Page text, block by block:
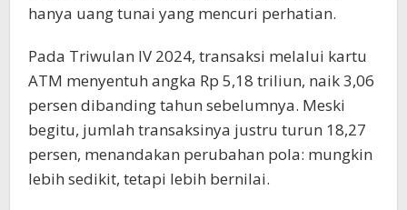
hanya uang tunai yang mencuri perhatian.
Pada Triwulan IV 2024, transaksi melalui kartu
ATM menyentuh angka Rp 5,18 triliun, naik 3,06
persen dibanding tahun sebelumnya. Meski
begitu, jumlah transaksinya justru turun 18,27
persen, menandakan perubahan pola: mungkin
lebih sedikit, tetapi lebih bernilai.